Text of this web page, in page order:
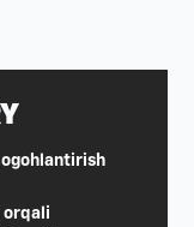
orqali